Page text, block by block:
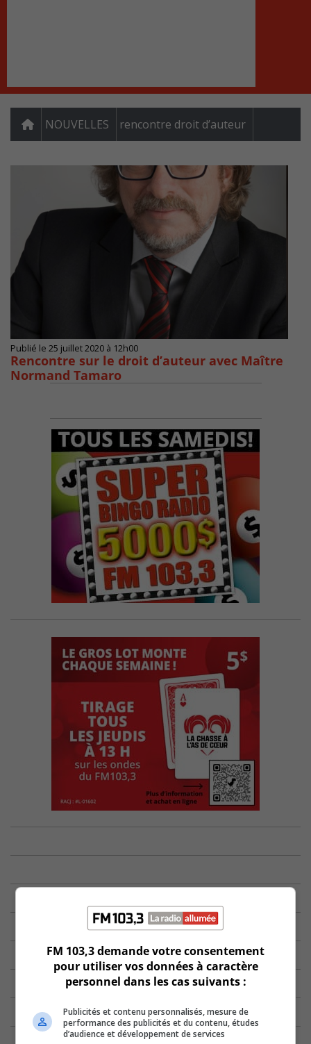
NOUVELLES rencontre droit d’auteur
Publié le 25 juillet 2020 à 12h00
Rencontre sur le droit d’auteur avec Maître
Normand Tamaro
FM 103,3 demande votre consentement
pour utiliser vos données à caractère
personnel dans les cas suivants :
Publicités et contenu personnalisés, mesure de
performance des publicités et du contenu, études
d’audience et développement de services